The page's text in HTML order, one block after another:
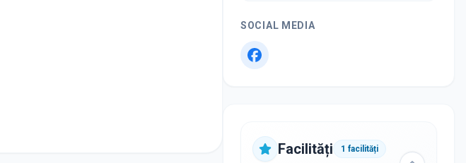
SOCIAL MEDIA
Facilități 1 facilități